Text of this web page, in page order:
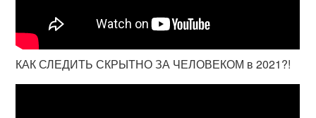
КАК СЛЕДИТЬ СКРЫТНО ЗА ЧЕЛОВЕКОМ в 2021?!